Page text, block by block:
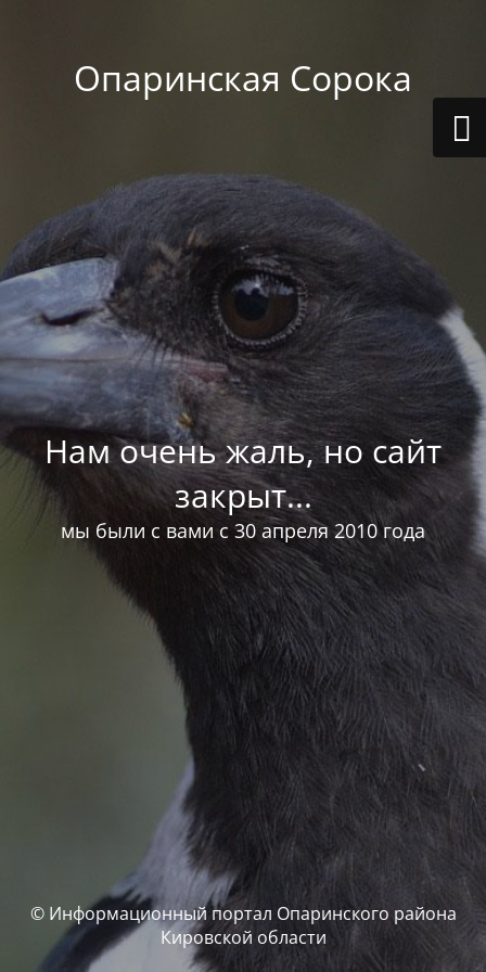
Опаринская Сорока
Нам очень жаль, но сайт
закрыт...
мы были с вами с 30 апреля 2010 года
© Информационный портал Опаринского района
Кировской области